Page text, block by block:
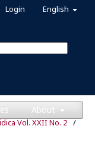
About
English
Login
Vol. XXII No. 2 /